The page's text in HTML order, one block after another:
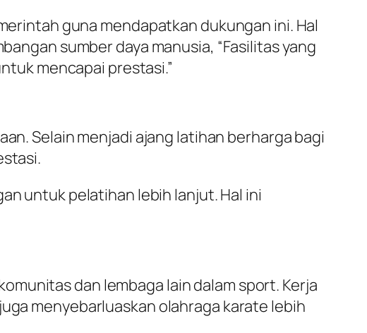
guna mendapatkan dukungan ini. Hal
sumber daya manusia, “Fasilitas yang
mencapai prestasi.”
Selain menjadi ajang latihan berharga bagi
untuk pelatihan lebih lanjut. Hal ini
dan lembaga lain dalam sport. Kerja
menyebarluaskan olahraga karate lebih